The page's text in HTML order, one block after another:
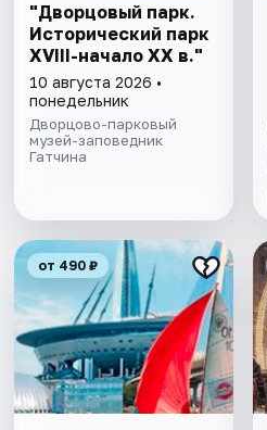
"Дворцовый парк.
Исторический парк
XVIII-начало XX в."
10 августа 2026 •
понедельник
Дворцово-парковый
музей-заповедник
Гатчина
от 490 ₽